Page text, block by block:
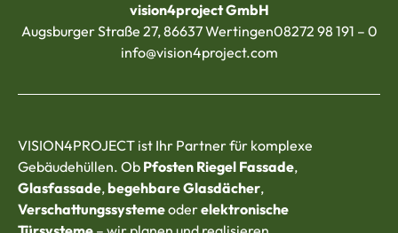
vision4project GmbH
Augsburger Straße 27, 86637 Wertingen08272 98 191 – 0
info@vision4project.com
VISION4PROJECT ist Ihr Partner für komplexe
Gebäudehüllen. Ob Pfosten Riegel Fassade,
Glasfassade,begehbare Glasdächer,
Verschattungssystemeoderelektronische